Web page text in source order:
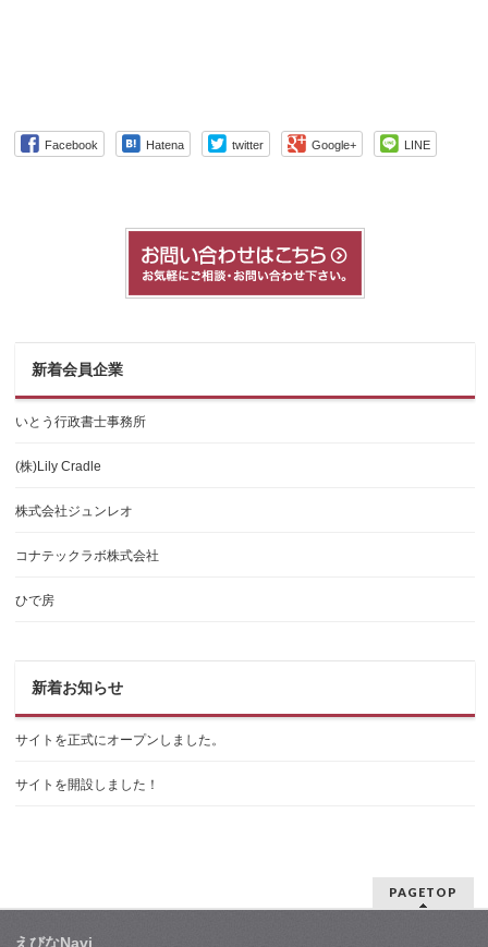
Facebook Hatena twitter Google+ LINE
新着会員企業
いとう行政書士事務所
(株)Lily Cradle
株式会社ジュンレオ
コナテックラボ株式会社
ひで房
新着お知らせ
サイトを正式にオープンしました。
サイトを開設しました！
PAGETOP
えびなNavi